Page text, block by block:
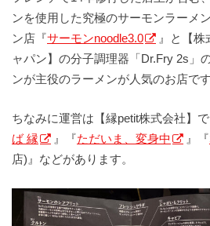
ンを使用した究極のサーモンラーメ
ン店『サーモンnoodle3.0
』と【
ャパン】の分子調理器「Dr.Fry 2s」
ンが主役のラーメンが人気のお店です
ちなみに運営は【縁petit株式会社】
ば 縁
』『ただいま、変身中 』『
店)』などがあります。